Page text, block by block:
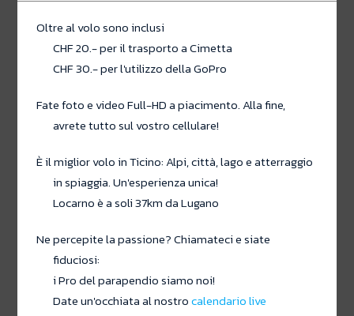
Oltre al volo sono inclusi
CHF 20.- per il trasporto a Cimetta
CHF 30.- per l'utilizzo della GoPro
Fate foto e video Full-HD a piacimento. Alla fine,
avrete tutto sul vostro cellulare!
È il miglior volo in Ticino: Alpi, città, lago e atterraggio
in spiaggia. Un'esperienza unica!
Locarno è a soli 37km da Lugano
Ne percepite la passione? Chiamateci e siate
fiduciosi:
i Pro del parapendio siamo noi!
Date un'occhiata al nostrocalendario live